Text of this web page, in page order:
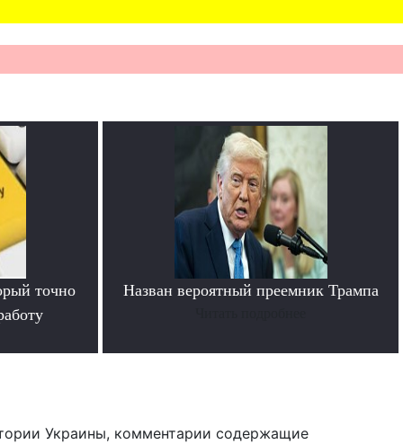
точно
Назван вероятный преемник Трампа
Украины, комментарии содержащие